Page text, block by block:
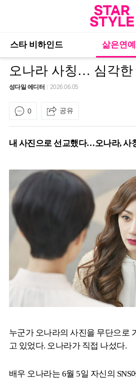
스타 비하인드 삶은연예
오나라 사칭… 심각한
성다일 에디터 2026.06.05
0 공유
내 사진으로 선교했다…오나라, 사
누군가 오나라의 사진을 무단으로
고 있었다. 오나라가 직접 나섰다.
배우 오나라는 6월 5일 자신의